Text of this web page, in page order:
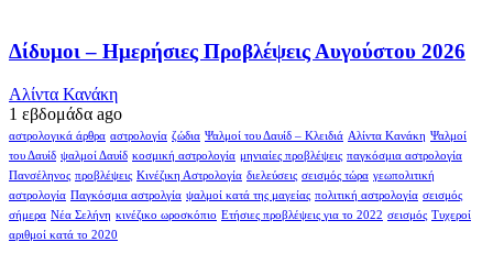
Δίδυμοι – Ημερήσιες Προβλέψεις Αυγούστου 2026
Αλίντα Κανάκη
1 εβδομάδα ago
αστρολογικά άρθρα αστρολογία ζώδια Ψαλμοί του Δαυίδ – Κλειδιά Αλίντα Κανάκη Ψαλμοί
του Δαυίδ ψαλμοί Δαυίδ κοσμική αστρολογία μηνιαίες προβλέψεις παγκόσμια αστρολογία
Πανσέληνος προβλέψεις Κινέζικη Αστρολογία διελεύσεις σεισμός τώρα γεωπολιτική
αστρολογία Παγκόσμια αστρολγία ψαλμοί κατά της μαγείας πολιτική αστρολογία σεισμός
σήμερα Νέα Σελήνη κινέζικο ωροσκόπιο Ετήσιες προβλέψεις για το 2022 σεισμός Τυχεροί
αριθμοί κατά το 2020